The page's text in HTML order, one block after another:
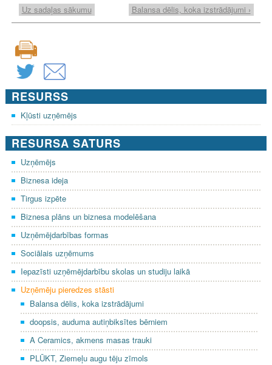
Uz sadaļas sākumu
Balansa dēlis, koka izstrādājumi ›
RESURSS
Kļūsti uzņēmējs
RESURSA SATURS
Uzņēmējs
Biznesa ideja
Tirgus izpēte
Biznesa plāns un biznesa modelēšana
Uzņēmējdarbības formas
Sociālais uzņēmums
Iepazīsti uzņēmējdarbību skolas un studiju laikā
Uzņēmēju pieredzes stāsti
Balansa dēlis, koka izstrādājumi
doopsis, auduma autiņbiksītes bērniem
A Ceramics, akmens masas trauki
PLŪKT, Ziemeļu augu tēju zīmols